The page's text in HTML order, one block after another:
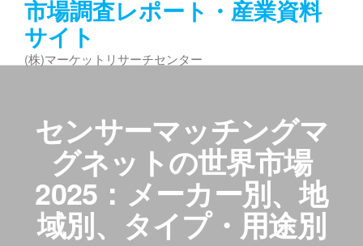
ン
市場調査レポート・産業資料
サイト
(株)マーケットリサーチセンター
センサーマッチングマ
グネットの世界市場
2025：メーカー別、地
域別、タイプ・用途別